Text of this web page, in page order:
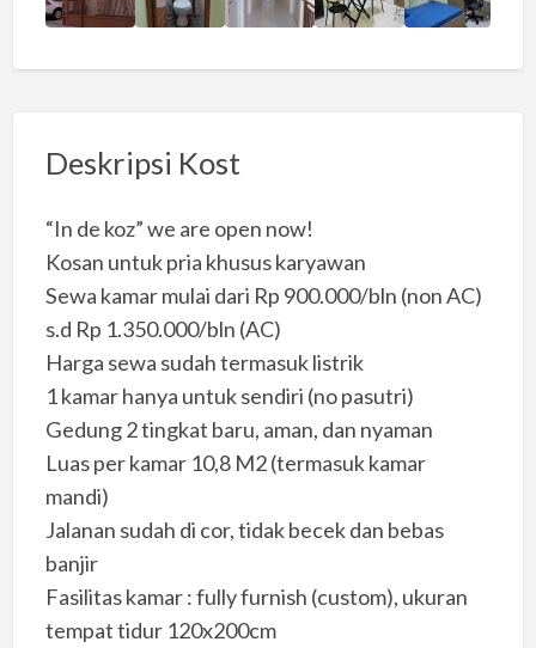
Deskripsi Kost
“In de koz” we are open now!
Kosan untuk pria khusus karyawan
Sewa kamar mulai dari Rp 900.000/bln (non AC)
s.d Rp 1.350.000/bln (AC)
Harga sewa sudah termasuk listrik
1 kamar hanya untuk sendiri (no pasutri)
Gedung 2 tingkat baru, aman, dan nyaman
Luas per kamar 10,8 M2 (termasuk kamar
mandi)
Jalanan sudah di cor, tidak becek dan bebas
banjir
Fasilitas kamar : fully furnish (custom), ukuran
tempat tidur 120x200cm